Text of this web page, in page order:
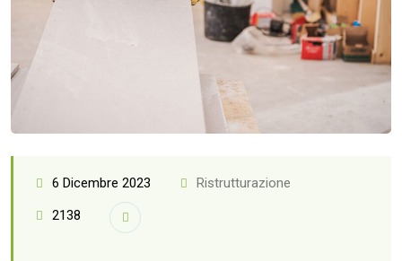
6 Dicembre 2023
Ristrutturazione
2138